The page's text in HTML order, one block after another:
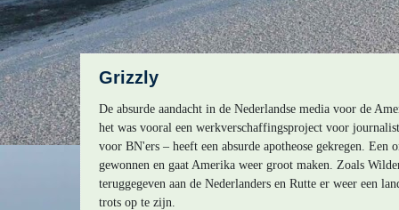
Grizzly
De absurde aandacht in de Nederlandse media voor de
het was vooral een werkverschaffingsproject voor
voor BN'ers – heeft een absurde apotheose gekregen. Een
gewonnen en gaat Amerika weer groot maken. Zoals
teruggegeven aan de Nederlanders en Rutte er weer een
trots op te zijn.